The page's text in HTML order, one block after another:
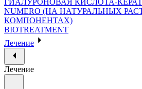
NUMERO (НА НАТУРАЛЬНЫХ
КОМПОНЕНТАХ)
BIOTREATMENT
Лечение
Лечение